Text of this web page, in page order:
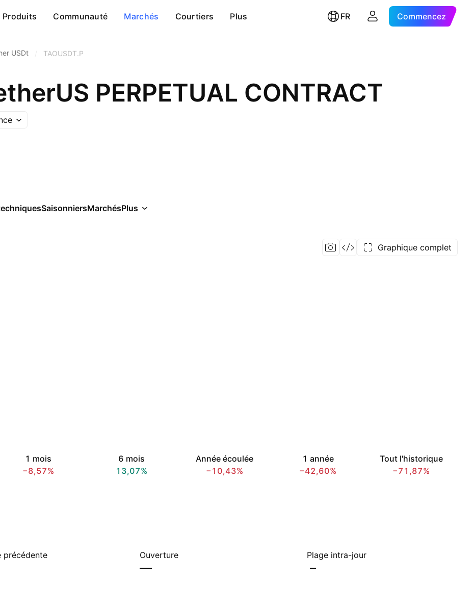
Produits Communauté Marchés Courtiers Plus FR Commencez
USDt TAOUSDT.P
PERPETUAL CONTRACT
SaisonniersMarchésPlus
Graphique complet
1 mois
−8,57%
6 mois
13,07%
Année écoulée
−10,43%
1 année
−42,60%
Tout l'historique
−71,87%
précédente Ouverture
—
Plage intra-jour
–